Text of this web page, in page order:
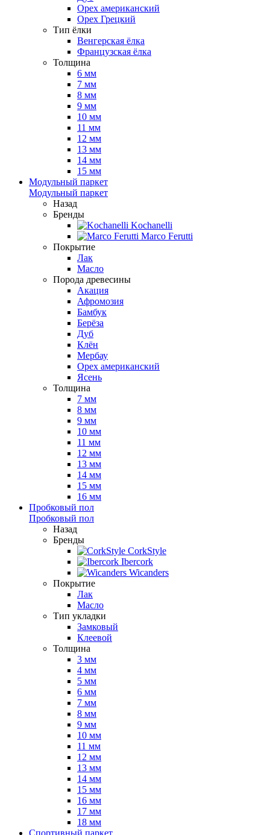
Орех американский
Орех Грецкий
Тип ёлки
Венгерская ёлка
Французская ёлка
Толщина
6 мм
7 мм
8 мм
9 мм
10 мм
11 мм
12 мм
13 мм
14 мм
15 мм
Модульный паркет
Модульный паркет
Назад
Бренды
Kochanelli
Marco Ferutti
Покрытие
Лак
Масло
Порода древесины
Акация
Афромозия
Бамбук
Берёза
Дуб
Клён
Мербау
Орех американский
Ясень
Толщина
7 мм
8 мм
9 мм
10 мм
11 мм
12 мм
13 мм
14 мм
15 мм
16 мм
Пробковый пол
Пробковый пол
Назад
Бренды
CorkStyle
Ibercork
Wicanders
Покрытие
Лак
Масло
Тип укладки
Замковый
Клеевой
Толщина
3 мм
4 мм
5 мм
6 мм
7 мм
8 мм
9 мм
10 мм
11 мм
12 мм
13 мм
14 мм
15 мм
16 мм
17 мм
18 мм
Спортивный паркет